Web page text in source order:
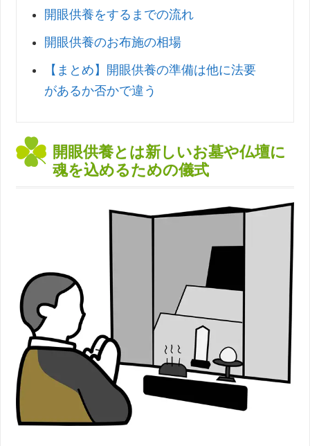
開眼供養をするまでの流れ
開眼供養のお布施の相場
【まとめ】開眼供養の準備は他に法要
があるか否かで違う
開眼供養とは新しいお墓や仏壇に
魂を込めるための儀式